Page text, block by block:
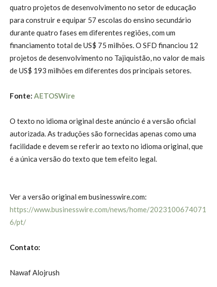
quatro projetos de desenvolvimento no setor de educação
para construir e equipar 57 escolas do ensino secundário
durante quatro fases em diferentes regiões, com um
financiamento total de US$ 75 milhões. O SFD financiou 12
projetos de desenvolvimento no Tajiquistão, no valor de mais
de US$ 193 milhões em diferentes dos principais setores.
Fonte: AETOSWire
O texto no idioma original deste anúncio é a versão oficial
autorizada. As traduções são fornecidas apenas como uma
facilidade e devem se referir ao texto no idioma original, que
é a única versão do texto que tem efeito legal.
Ver a versão original em businesswire.com:
https://www.businesswire.com/news/home/2023100674071
6/pt/
Contato:
Nawaf Alojrush